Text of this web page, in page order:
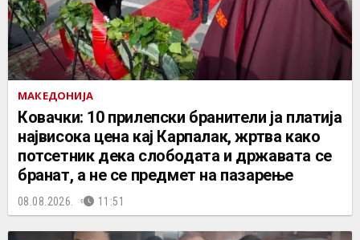
МАКЕДОНИЈА
Ковачки: 10 прилепски бранители ја платија
највисока цена кај Карпалак, жртва како
потсетник дека слободата и државата се
бранат, а не се предмет на пазарење
08.08.2026. 11:51